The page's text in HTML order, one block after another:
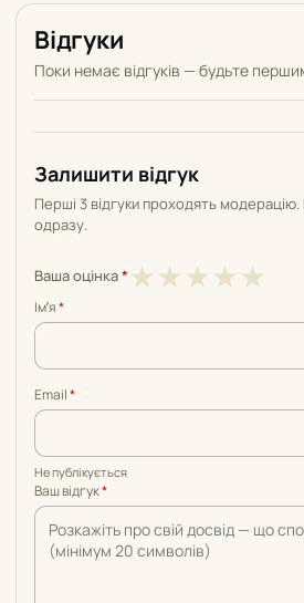
Відгуки
Поки немає відгуків — будьте
Залишити відгук
Перші 3 відгуки проходять
одразу.
Ваша оцінка* ★
5
★4
5
★3
5
★2
5
★1
5
Імʼя*
Email*
Не публікується
Ваш відгук*